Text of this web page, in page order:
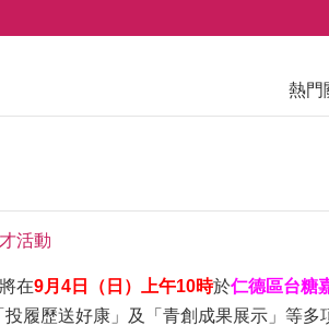
熱門
活動
在9月4日（日）上午10時於仁德區台糖
履歷送好康」及「青創成果展示」等多